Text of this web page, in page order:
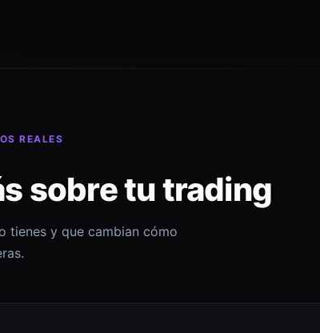
REALES
sobre tu trading
tienes y que cambian cómo